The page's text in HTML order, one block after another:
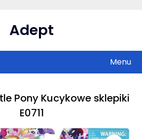
Adept
Menu
Pony Kucykowe sklepiki
E0711